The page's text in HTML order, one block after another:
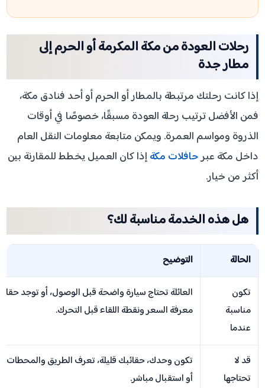
رحلات العودة من مكة المكرمة أو الحرم إلى
مطار جدة
إذا كانت رحلتك مرتبطة بالمطار أو الحرم أو أحد فنادق مكة،
فمن الأفضل ترتيب رحلة العودة مسبقًا، خصوصًا في أوقات
الذروة ومواسم العمرة. ويمكن متابعة معلومات النقل العام
داخل مكة عبرحافلات مكةإذا كان العميل يخطط للمقارنة بين
أكثر من خيار.
هل هذه الخدمة مناسبة لك؟
الحالة التوضيح
تكون
مناسبة
عندما
العائلة تحتاج سيارة واضحة قبل الوصول، أو توجد
معرفة السعر ونقطة اللقاء قبل التحرك.
قد لا
تحتاجها
تكون وحدك، حقائبك قليلة، تعرف الطريق والمحطات
أو استقبال مباشر.